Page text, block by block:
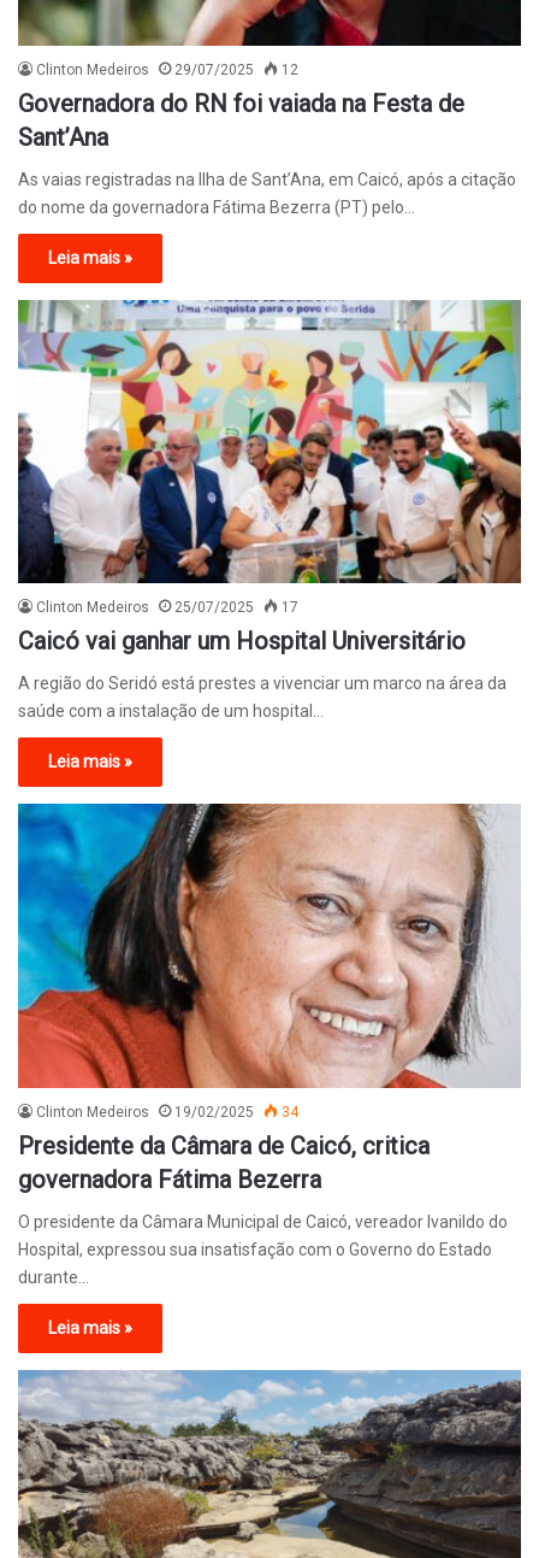
Clinton Medeiros 29/07/2025 12
Governadora do RN foi vaiada na Festa de
Sant’Ana
As vaias registradas na Ilha de Sant’Ana, em Caicó, após a citação
do nome da governadora Fátima Bezerra (PT) pelo…
Leia mais »
Clinton Medeiros 25/07/2025 17
Caicó vai ganhar um Hospital Universitário
A região do Seridó está prestes a vivenciar um marco na área da
saúde com a instalação de um hospital…
Leia mais »
Clinton Medeiros 19/02/2025 34
Presidente da Câmara de Caicó, critica
governadora Fátima Bezerra
O presidente da Câmara Municipal de Caicó, vereador Ivanildo do
Hospital, expressou sua insatisfação com o Governo do Estado
durante…
Leia mais »